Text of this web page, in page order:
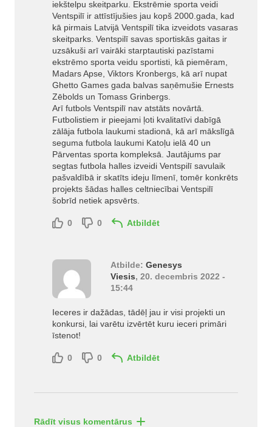
iekštelpu skeitparku. Ekstrēmie sporta veidi
Ventspilī ir attīstījušies jau kopš 2000.gada, kad
kā pirmais Latvijā Ventspilī tika izveidots vasaras
skeitparks. Ventspilī savas sportiskās gaitas ir
uzsākuši arī vairāki starptautiski pazīstami
ekstrēmo sporta veidu sportisti, kā piemēram,
Madars Apse, Viktors Kronbergs, kā arī nupat
Ghetto Games gada balvas saņēmušie Ernests
Zēbolds un Tomass Grinbergs.
Arī futbols Ventspilī nav atstāts novārtā.
Futbolistiem ir pieejami ļoti kvalitatīvi dabīgā
zālāja futbola laukumi stadionā, kā arī mākslīgā
seguma futbola laukumi Katoļu ielā 40 un
Pārventas sporta kompleksā. Jautājums par
segtas futbola halles izveidi Ventspilī savulaik
pašvaldībā ir skatīts ideju līmenī, tomēr konkrēts
projekts šādas halles celtniecībai Ventspilī
šobrīd netiek apsvērts.
0 0 Atbildēt
Atbilde: Genesys
Viesis, 20. decembris 2022 -
15:44
Ieceres ir dažādas, tādēļ jau ir visi projekti un
konkursi, lai varētu izvērtēt kuru ieceri primāri
īstenot!
0 0 Atbildēt
Rādīt visus komentārus